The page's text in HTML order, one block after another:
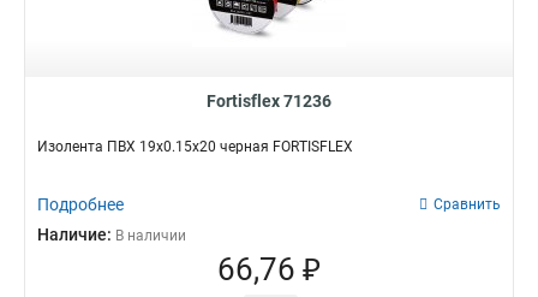
Fortisflex 71236
Изолента ПВХ 19х0.15х20 черная FORTISFLEX
Подробнее Сравнить
Наличие: В наличии
66,76 ₽